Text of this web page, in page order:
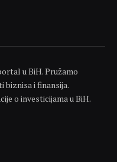
u BiH. Pružamo
biznisa i finansija.
o investicijama u BiH.